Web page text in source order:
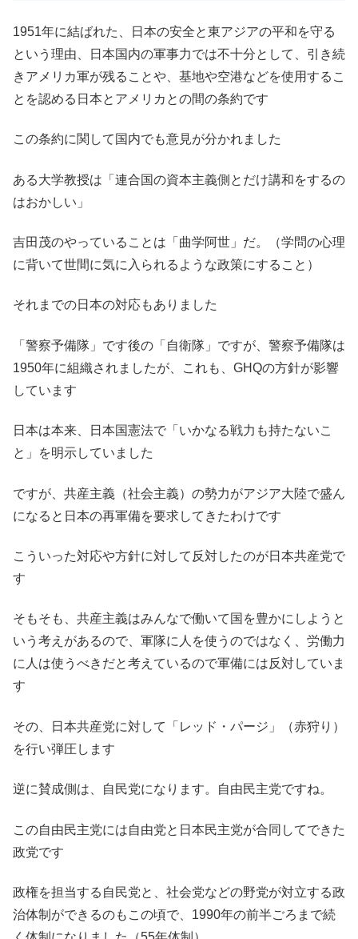
1951年に結ばれた、日本の安全と東アジアの平和を守る
という理由、日本国内の軍事力では不十分として、引き続
きアメリカ軍が残ることや、基地や空港などを使用するこ
とを認める日本とアメリカとの間の条約です
この条約に関して国内でも意見が分かれました
ある大学教授は「連合国の資本主義側とだけ講和をするの
はおかしい」
吉田茂のやっていることは「曲学阿世」だ。（学問の心理
に背いて世間に気に入られるような政策にすること）
それまでの日本の対応もありました
「警察予備隊」です後の「自衛隊」ですが、警察予備隊は
1950年に組織されましたが、これも、GHQの方針が影響
しています
日本は本来、日本国憲法で「いかなる戦力も持たないこ
と」を明示していました
ですが、共産主義（社会主義）の勢力がアジア大陸で盛ん
になると日本の再軍備を要求してきたわけです
こういった対応や方針に対して反対したのが日本共産党で
す
そもそも、共産主義はみんなで働いて国を豊かにしようと
いう考えがあるので、軍隊に人を使うのではなく、労働力
に人は使うべきだと考えているので軍備には反対していま
す
その、日本共産党に対して「レッド・パージ」（赤狩り）
を行い弾圧します
逆に賛成側は、自民党になります。自由民主党ですね。
この自由民主党には自由党と日本民主党が合同してできた
政党です
政権を担当する自民党と、社会党などの野党が対立する政
治体制ができるのもこの頃で、1990年の前半ごろまで続